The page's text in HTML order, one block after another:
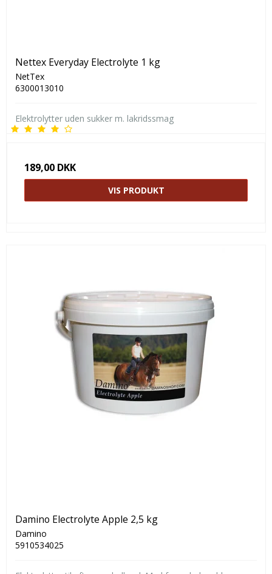
Nettex Everyday Electrolyte 1 kg
NetTex
6300013010
Elektrolytter uden sukker m. lakridssmag
189,00 DKK
VIS PRODUKT
Damino Electrolyte Apple 2,5 kg
Damino
5910534025